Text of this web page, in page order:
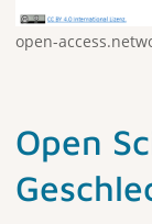
open-
Open